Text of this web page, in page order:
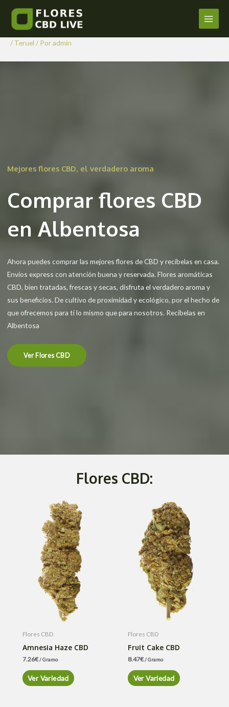
contenido
Main
Comprar Flores CBD en
Albentosa
/ Teruel / Poradmin
Mejores flores CBD, el verdadero aroma
Comprar flores CBD
en Albentosa
Ahora puedes comprar las mejores flores de CBD y recíbelas en casa.
Envíos express con atención buena y reservada. Flores aromáticas
CBD, bien tratadas, frescas y secas, disfruta el verdadero aroma y
sus beneficios. De cultivo de proximidad y ecológico, por el hecho de
que ofrecemos para ti lo mismo que para nosotros. Recíbelas en
Albentosa
Ver Flores CBD
Flores CBD:
Flores CBD
Amnesia Haze CBD
7.26€/ Gramo
Ver Variedad
Flores CBD
Fruit Cake CBD
8.47€/ Gramo
Ver Variedad